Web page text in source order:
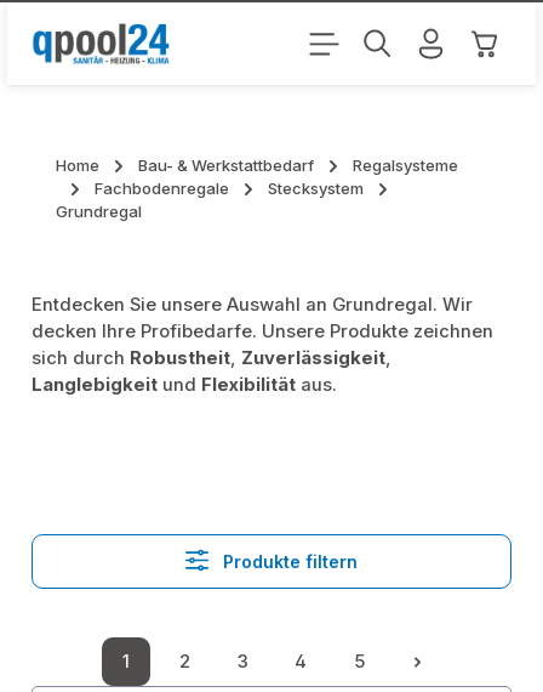
Zum Hauptinhalt springen
Home Bau- & Werkstattbedarf
Regalsysteme
Fachbodenregale
Stecksystem
Grundregal
Entdecken Sie unsere Auswahl an Grundregal. Wir
decken Ihre Profibedarfe. Unsere Produkte zeichnen
sich durch Robustheit, Zuverlässigkeit,
Langlebigkeit und Flexibilität aus.
Produkte filtern
Seite
1
Seite
2
Seite
3
Seite
4
Seite
5